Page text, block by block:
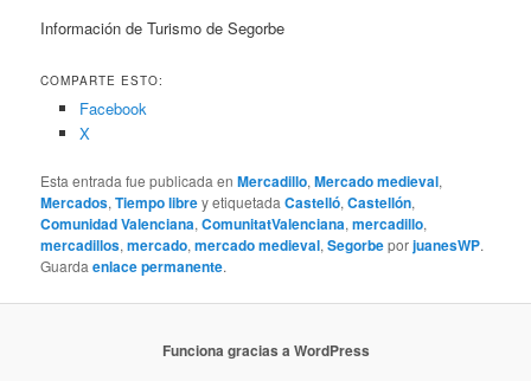
Información de Turismo de Segorbe
COMPARTE ESTO:
Facebook
X
Esta entrada fue publicada enMercadillo,Mercado medieval,
Mercados,Tiempo librey etiquetadaCastelló,Castellón,
Comunidad Valenciana,ComunitatValenciana,mercadillo,
mercadillos,mercado,mercado medieval,SegorbeporjuanesWP.
Guardaenlace permanente.
Funciona gracias a WordPress